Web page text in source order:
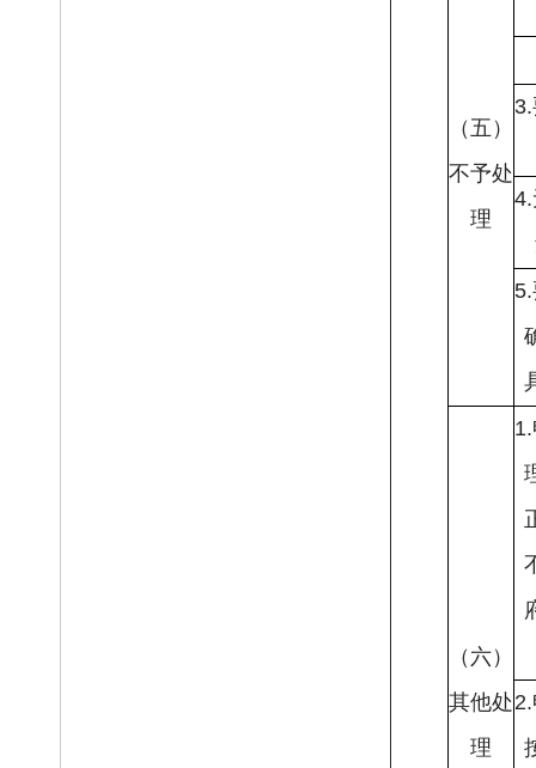
（五）
不予处
理
（六）
其他处
理